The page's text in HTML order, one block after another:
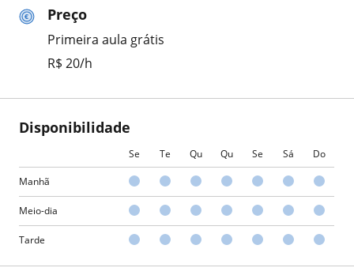
Preço
Primeira aula grátis
R$ 20/h
Disponibilidade
Se Te Qu Qu Se Sá Do
Manhã
Meio-dia
Tarde